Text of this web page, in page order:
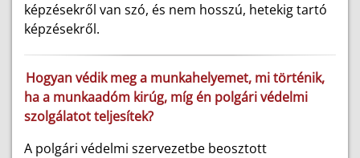
képzésekről van szó, és nem hosszú, hetekig tartó
képzésekről.
Hogyan védik meg a munkahelyemet, mi történik,
ha a munkaadóm kirúg, míg én polgári védelmi
szolgálatot teljesítek?
A polgári védelmi szervezetbe beosztott